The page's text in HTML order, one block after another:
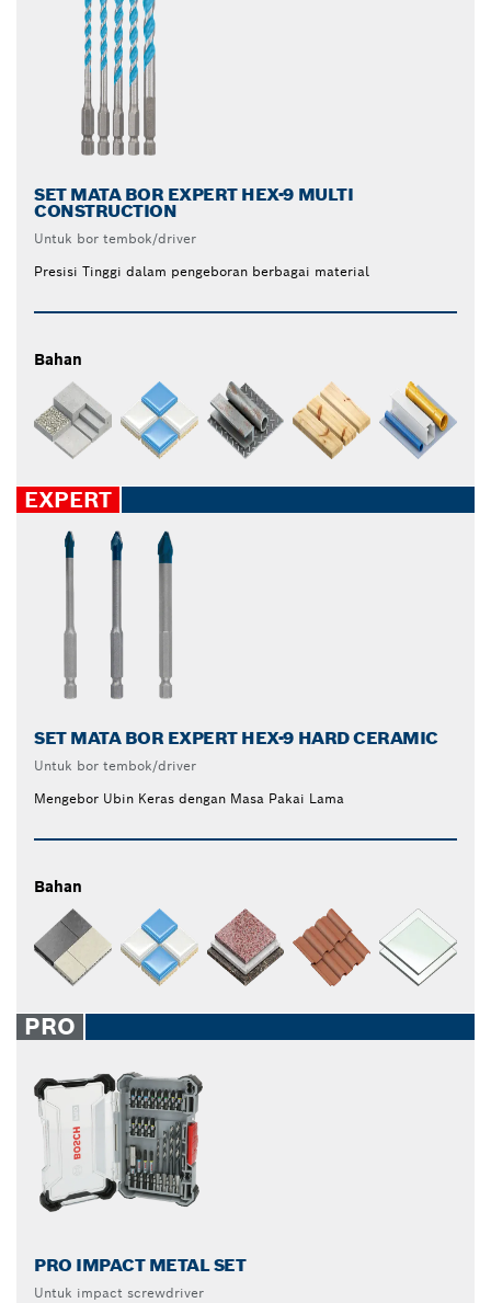
SET MATA BOR EXPERT HEX-9 MULTI
CONSTRUCTION
Untuk bor tembok/driver
Presisi Tinggi dalam pengeboran berbagai material
Bahan
EXPERT
SET MATA BOR EXPERT HEX-9 HARD CERAMIC
Untuk bor tembok/driver
Mengebor Ubin Keras dengan Masa Pakai Lama
Bahan
PRO
PRO IMPACT METAL SET
Untuk impact screwdriver